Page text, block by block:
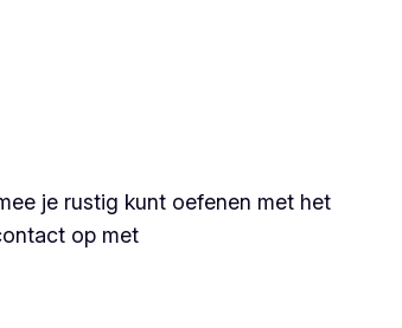
je rustig kunt oefenen met het
op met